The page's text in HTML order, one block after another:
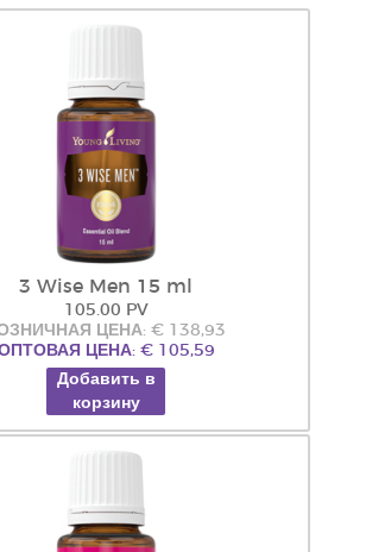
3 Wise Men 15 ml
105.00 PV
ЦЕНА: € 138,93
ЦЕНА: € 105,59
Добавить в
корзину